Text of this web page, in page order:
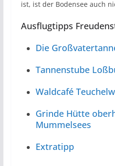
ist, ist der Bodensee auch
Ausflugtipps
Die
Tannenstube
Waldcafé
Grinde Hütte
Mummelsees
Extratipp